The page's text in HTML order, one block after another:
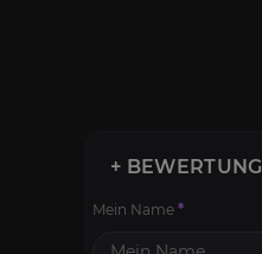
+ BEWERTUNG
Mein Name *